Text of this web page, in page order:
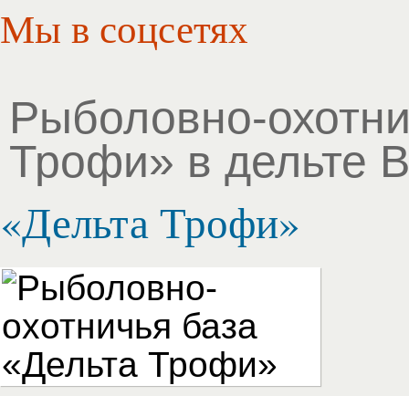
Мы в соцсетях
Рыболовно-
Трофи» в дельте
«Дельта Трофи»